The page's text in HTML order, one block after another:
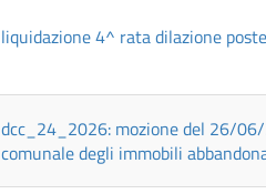
liquidazione 4^ rata dilazione
dcc_24_2026: mozione del 26/
comunale degli immobili